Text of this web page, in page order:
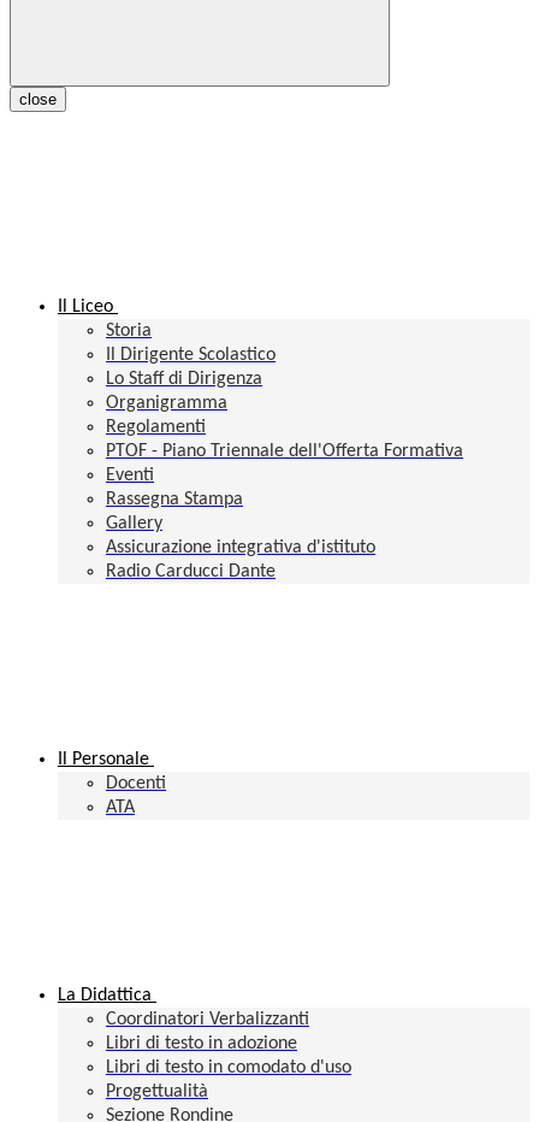
close
Il Liceo
Storia
Il Dirigente Scolastico
Lo Staff di Dirigenza
Organigramma
Regolamenti
PTOF - Piano Triennale dell'Offerta Formativa
Eventi
Rassegna Stampa
Gallery
Assicurazione integrativa d'istituto
Radio Carducci Dante
Il Personale
Docenti
ATA
La Didattica
Coordinatori Verbalizzanti
Libri di testo in adozione
Libri di testo in comodato d'uso
Progettualità
Sezione Rondine